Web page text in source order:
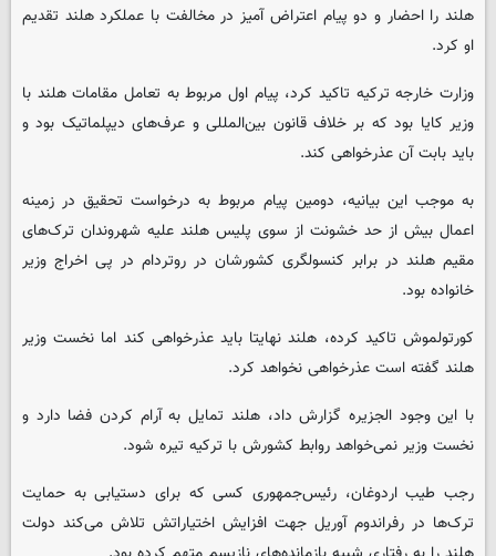
هلند را احضار و دو پیام اعتراض آمیز در مخالفت با عملکرد هلند تقدیم
او کرد.
وزارت خارجه ترکیه تاکید کرد، پیام اول مربوط به تعامل مقامات هلند با
وزیر کایا بود که بر خلاف قانون بین‌المللی و عرف‌های دیپلماتیک بود و
باید بابت آن عذرخواهی کند.
به موجب این بیانیه، دومین پیام مربوط به درخواست تحقیق در زمینه
اعمال بیش از حد خشونت از سوی پلیس هلند علیه شهروندان ترک‌های
مقیم هلند در برابر کنسولگری کشورشان در روتردام در پی اخراج وزیر
خانواده بود.
کورتولموش تاکید کرده، هلند نهایتا باید عذرخواهی کند اما نخست وزیر
هلند گفته است عذرخواهی نخواهد کرد.
با این وجود الجزیره گزارش داد، هلند تمایل به آرام کردن فضا دارد و
نخست وزیر نمی‌خواهد روابط کشورش با ترکیه تیره شود.
رجب طیب اردوغان، رئیس‌جمهوری کسی که برای دستیابی به حمایت
ترک‌ها در رفراندوم آوریل جهت افزایش اختیاراتش تلاش می‌کند دولت